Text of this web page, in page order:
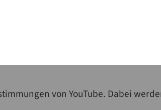
von YouTube. Dabei